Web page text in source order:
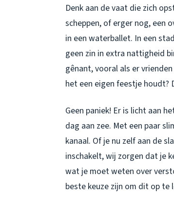
Denk aan de vaat die zich
scheppen, of erger nog, een
in een waterballet. In een
geen zin in extra nattigheid
gênant, vooral als er
het een eigen feestje houdt?
Geen paniek! Er is licht aan
dag aan zee. Met een paar
kanaal. Of je nu zelf aan de
inschakelt, wij zorgen dat je
wat je moet weten over
beste keuze zijn om dit op te